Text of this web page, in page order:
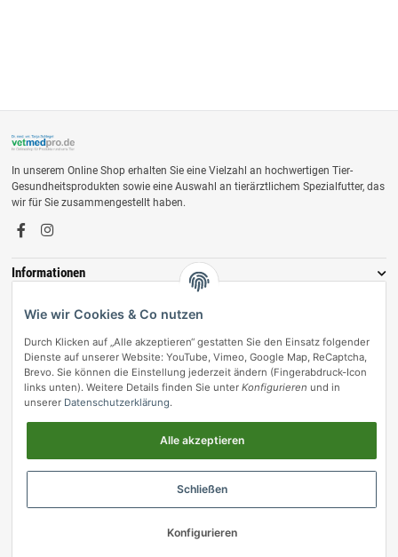
In unserem Online Shop erhalten Sie eine Vielzahl an hochwertigen Tier-
Gesundheitsprodukten sowie eine Auswahl an tierärztlichem Spezialfutter, das
wir für Sie zusammengestellt haben.
Informationen
Umsetzung durch Themeart• Powered by
Wie wir Cookies & Co nutzen
Durch Klicken auf „Alle akzeptieren“ gestatten Sie den Einsatz folgender
Dienste auf unserer Website: YouTube, Vimeo, Google Map, ReCaptcha,
Brevo. Sie können die Einstellung jederzeit ändern (Fingerabdruck-Icon
links unten). Weitere Details finden Sie unter Konfigurieren und in
unserer Datenschutzerklärung.
Alle akzeptieren
Schließen
Konfigurieren